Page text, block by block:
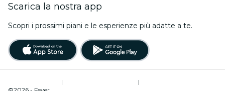
Scarica la nostra app
Scopri i prossimi piani e le esperienze più adatte a te.
| |